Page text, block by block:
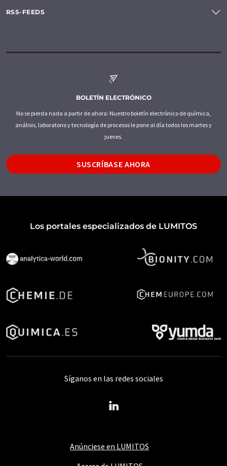
RSS-FEEDS
BOLETÍN ELECTRÓNICO
No se pierda nada a partir de ahora: Nuestro boletín electrónico de química,
análisis, laboratorio y tecnología de procesos le pone al día todos los martes y
jueves.
SUSCRÍBASE AHORA
Los portales especializados de LUMITOS
Anúnciese en LUMITOS
Síganos en las redes sociales